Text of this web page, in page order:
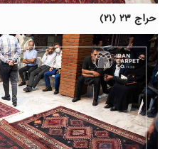
حراج ۲۳ (۲۱)